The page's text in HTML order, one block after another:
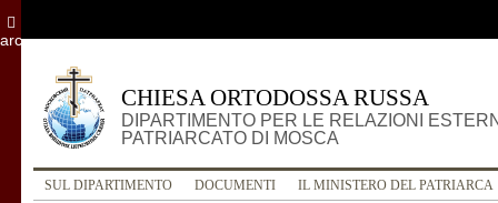
CHIESA ORTODOSSA RUSSA
DIPARTIMENTO PER LE RELAZIONI
PATRIARCATO DI MOSCA
SUL DIPARTIMENTO DOCUMENTI IL MINISTERO DEL PATRIARCA
archivio